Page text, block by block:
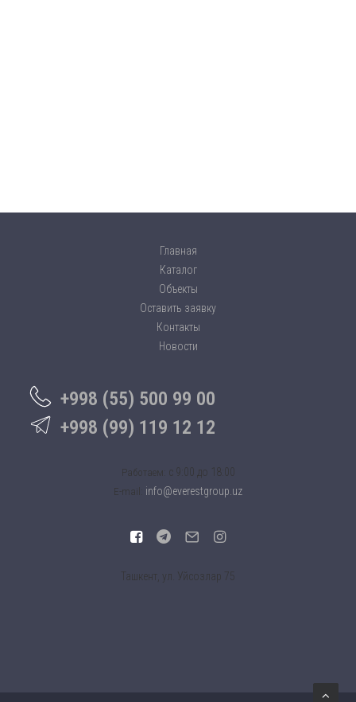
Главная
Каталог
Объекты
Оставить заявку
Контакты
Новости
+998 (55) 500 99 00
+998 (99) 119 12 12
Работаем: c 9:00 до 18:00
E-mail: info@everestgroup.uz
Ташкент, ул. Уйсозлар 75